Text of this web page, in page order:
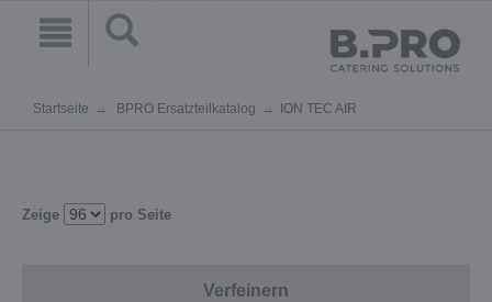
Startseite BPRO Ersatzteilkatalog ION TEC AIR
Zeige pro Seite
Verfeinern